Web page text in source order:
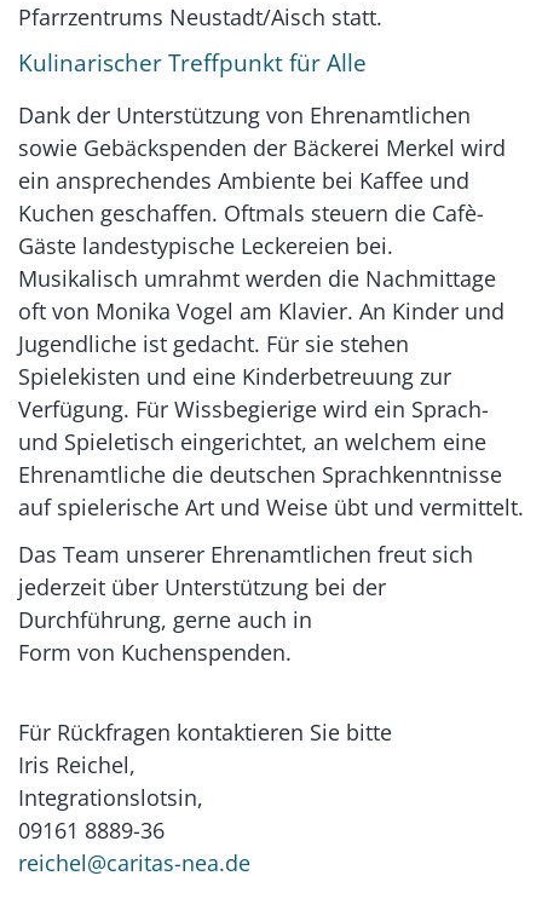
Pfarrzentrums Neustadt/Aisch statt.
Kulinarischer Treffpunkt für Alle
Dank der Unterstützung von Ehrenamtlichen
sowie Gebäckspenden der Bäckerei Merkel wird
ein ansprechendes Ambiente bei Kaffee und
Kuchen geschaffen. Oftmals steuern die Cafè-
Gäste landestypische Leckereien bei.
Musikalisch umrahmt werden die Nachmittage
oft von Monika Vogel am Klavier. An Kinder und
Jugendliche ist gedacht. Für sie stehen
Spielekisten und eine Kinderbetreuung zur
Verfügung. Für Wissbegierige wird ein Sprach-
und Spieletisch eingerichtet, an welchem eine
Ehrenamtliche die deutschen Sprachkenntnisse
auf spielerische Art und Weise übt und vermittelt.
Das Team unserer Ehrenamtlichen freut sich
jederzeit über Unterstützung bei der
Durchführung, gerne auch in
Form von Kuchenspenden.
Für Rückfragen kontaktieren Sie bitte
Iris Reichel,
Integrationslotsin,
09161 8889-36
reichel@caritas-nea.de